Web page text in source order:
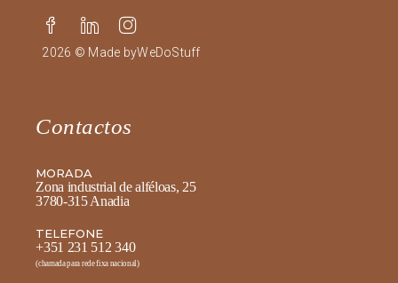
2026 © Made byWeDoStuff
Contactos
MORADA
Zona industrial de alféloas, 25
3780-315 Anadia
TELEFONE
+351 231 512 340
(chamada para rede fixa nacional)